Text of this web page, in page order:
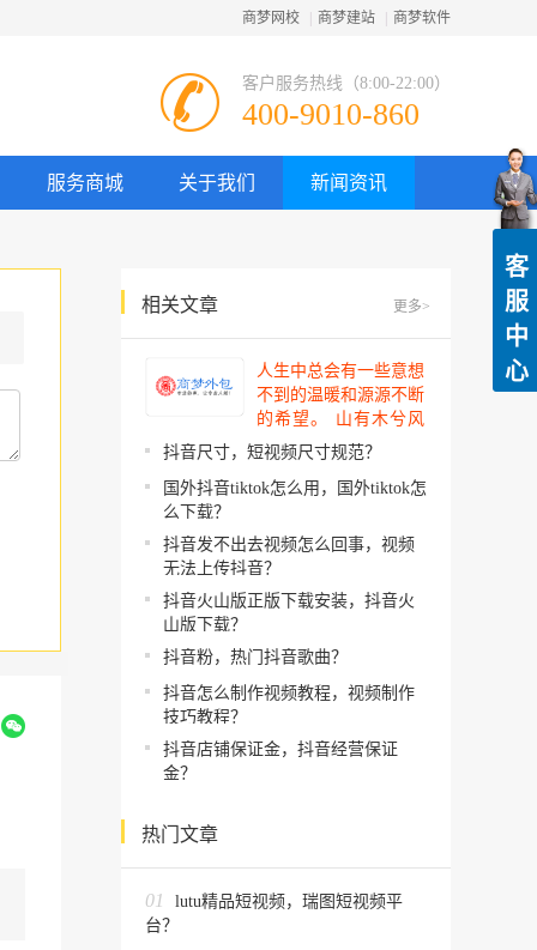
商梦网校 商梦建站 商梦软件
客户服务热线（8:00-22:00）
400-9010-860
服务商城 关于我们 新闻资讯
相关文章 更多>
人生中总会有一些意想
不到的温暖和源源不断
的希望。 山有木兮风
吹过，你的心思我都明
你。 你建起…
抖音尺寸，短视频尺寸规范？
国外抖音tiktok怎么用，国外tiktok怎
么下载？
抖音发不出去视频怎么回事，视频
无法上传抖音？
抖音火山版正版下载安装，抖音火
山版下载？
抖音粉，热门抖音歌曲？
抖音怎么制作视频教程，视频制作
技巧教程？
抖音店铺保证金，抖音经营保证
金？
热门文章
01
lutu精品短视频，瑞图短视频平
台？
客
服
中
心